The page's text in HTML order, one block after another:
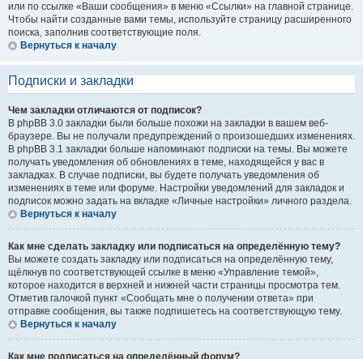
или по ссылке «Ваши сообщения» в меню «Ссылки» на главной странице.
Чтобы найти созданные вами темы, используйте страницу расширенного
поиска, заполнив соответствующие поля.
Вернуться к началу
Подписки и закладки
Чем закладки отличаются от подписок?
В phpBB 3.0 закладки были больше похожи на закладки в вашем веб-
браузере. Вы не получали предупреждений о произошедших изменениях.
В phpBB 3.1 закладки больше напоминают подписки на темы. Вы можете
получать уведомления об обновлениях в теме, находящейся у вас в
закладках. В случае подписки, вы будете получать уведомления об
изменениях в теме или форуме. Настройки уведомлений для закладок и
подписок можно задать на вкладке «Личные настройки» личного раздела.
Вернуться к началу
Как мне сделать закладку или подписаться на определённую тему?
Вы можете создать закладку или подписаться на определённую тему,
щёлкнув по соответствующей ссылке в меню «Управление темой»,
которое находится в верхней и нижней части страницы просмотра тем.
Отметив галочкой пункт «Сообщать мне о получении ответа» при
отправке сообщения, вы также подпишетесь на соответствующую тему.
Вернуться к началу
Как мне подписаться на определённый форум?